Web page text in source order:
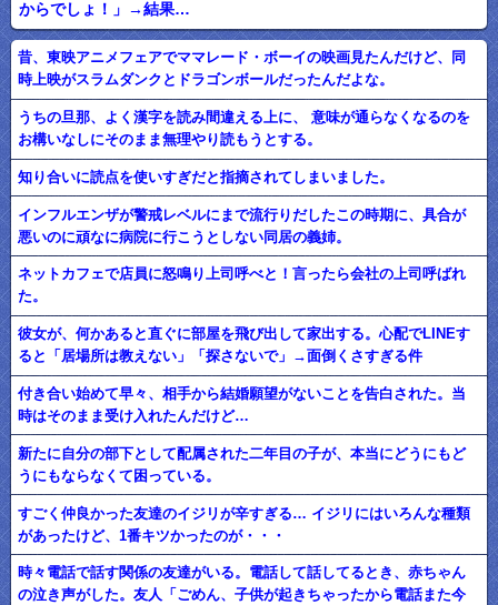
からでしょ！」→結果…
昔、東映アニメフェアでママレード・ボーイの映画見たんだけど、同
時上映がスラムダンクとドラゴンボールだったんだよな。
うちの旦那、よく漢字を読み間違える上に、 意味が通らなくなるのを
お構いなしにそのまま無理やり読もうとする。
知り合いに読点を使いすぎだと指摘されてしまいました。
インフルエンザが警戒レベルにまで流行りだしたこの時期に、具合が
悪いのに頑なに病院に行こうとしない同居の義姉。
ネットカフェで店員に怒鳴り上司呼べと！言ったら会社の上司呼ばれ
た。
彼女が、何かあると直ぐに部屋を飛び出して家出する。心配でLINEす
ると「居場所は教えない」「探さないで」→面倒くさすぎる件
付き合い始めて早々、相手から結婚願望がないことを告白された。当
時はそのまま受け入れたんだけど…
新たに自分の部下として配属された二年目の子が、本当にどうにもど
うにもならなくて困っている。
すごく仲良かった友達のイジリが辛すぎる… イジリにはいろんな種類
があったけど、1番キツかったのが・・・
時々電話で話す関係の友達がいる。電話して話してるとき、赤ちゃん
の泣き声がした。友人「ごめん、子供が起きちゃったから電話また今